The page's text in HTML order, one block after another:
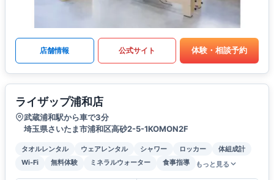
店舗情報 公式サイト 体験・相談予約
ライザップ浦和店
武蔵浦和駅から車で3分
埼玉県さいたま市浦和区高砂2-5-1KOMON2F
タオルレンタル ウェアレンタル シャワー ロッカー
体組成計
Wi-Fi
無料体験 ミネラルウォーター 食事指導 もっと見る